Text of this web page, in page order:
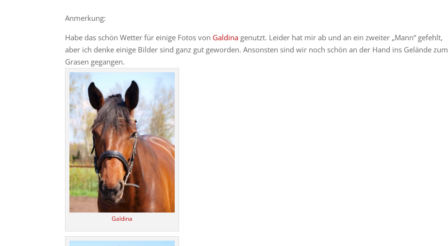
Anmerkung:
Habe das schön Wetter für einige Fotos von Galdina genutzt. Leider hat mir ab und an ein zweiter „Mann“ gefehlt,
aber ich denke einige Bilder sind ganz gut geworden. Ansonsten sind wir noch schön an der Hand ins Gelände zum
Grasen gegangen.
Galdina